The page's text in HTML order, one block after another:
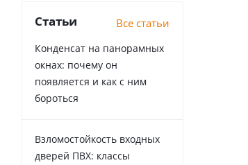
Статьи Все статьи
Конденсат на панорамных
окнах: почему он
появляется и как с ним
бороться
Взломостойкость входных
дверей ПВХ: классы